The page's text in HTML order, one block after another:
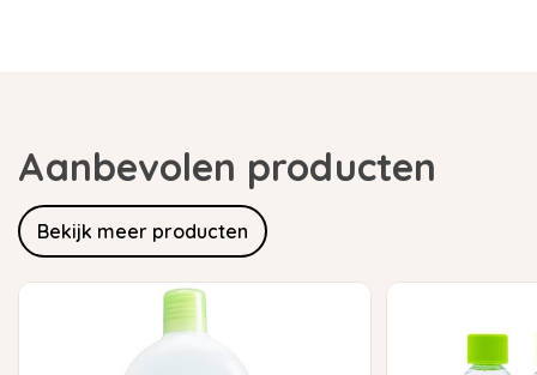
Aanbevolen producten
Bekijk meer producten